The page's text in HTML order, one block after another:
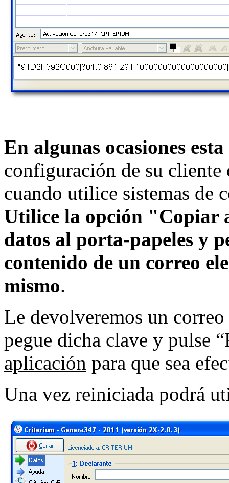
En algunas ocasiones
configuración de su
cuando utilice sistemas de
Utilice la opción "Copiar
datos al porta-papeles y
contenido de un correo
mismo.
Le devolveremos un
pegue dicha clave y pulse
aplicación para que sea
Una vez reiniciada podrá